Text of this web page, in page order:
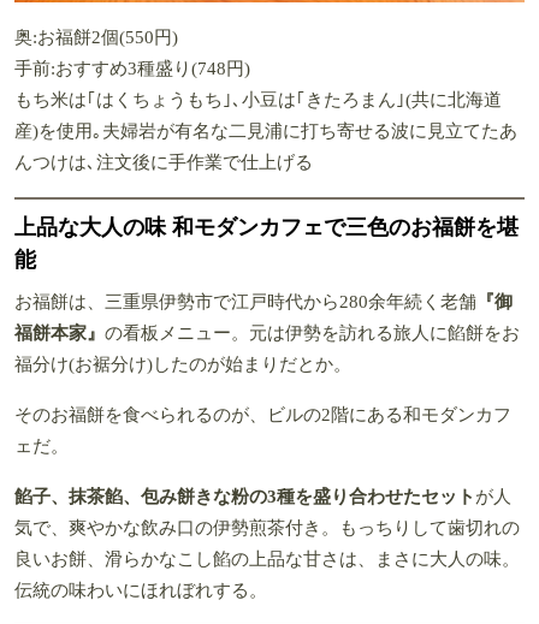
奥:お福餅2個(550円)
手前:おすすめ3種盛り(748円)
もち米は｢はくちょうもち｣､小豆は｢きたろまん｣(共に北海道
産)を使用｡夫婦岩が有名な二見浦に打ち寄せる波に見立てたあ
んつけは､注文後に手作業で仕上げる
上品な大人の味 和モダンカフェで三色のお福餅を堪
能
お福餅は、三重県伊勢市で江戸時代から280余年続く老舗 『御
福餅本家』 の看板メニュー。元は伊勢を訪れる旅人に餡餅をお
福分け(お裾分け)したのが始まりだとか。
そのお福餅を食べられるのが、ビルの2階にある和モダンカフ
ェだ。
餡子、抹茶餡、包み餅きな粉の3種を盛り合わせたセット が人
気で、爽やかな飲み口の伊勢煎茶付き。もっちりして歯切れの
良いお餅、滑らかなこし餡の上品な甘さは、まさに大人の味。
伝統の味わいにほれぼれする。